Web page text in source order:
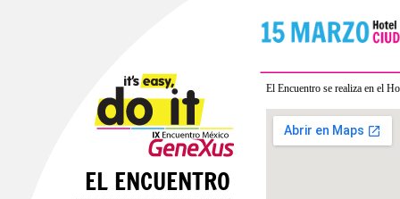
EL ENCUENTRO
El Encuentro se realiza en el